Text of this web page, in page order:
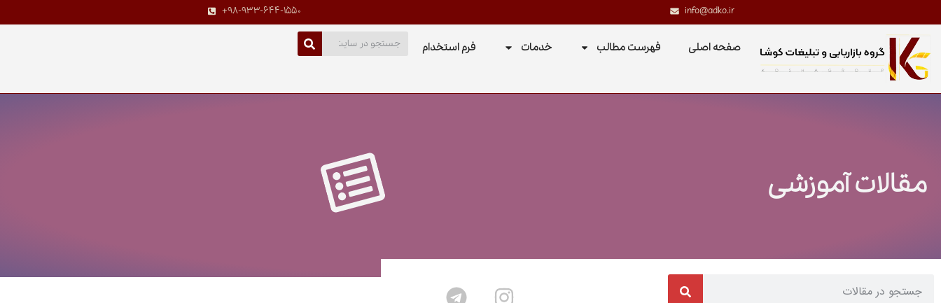
info@adko.ir
+98-933-644-1550
صفحه اصلی فهرست مطالب خدمات فرم استخدام
مقالات آموزشی